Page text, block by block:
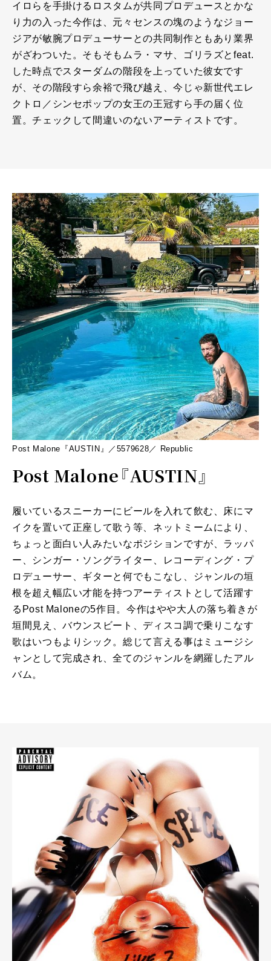
イロらを手掛けるロスタムが共同プロデュースとかな
り力の入った今作は、元々センスの塊のようなジョー
ジアが敏腕プロデューサーとの共同制作ともあり業界
がざわついた。そもそもムラ・マサ、ゴリラズとfeat.
した時点でスターダムの階段を上っていた彼女です
が、その階段すら余裕で飛び越え、今じゃ新世代エレ
クトロ／シンセポップの女王の王冠すら手の届く位
置。チェックして間違いのないアーティストです。
Post Malone『AUSTIN』／5579628／ Republic
Post Malone『AUSTIN』
履いているスニーカーにビールを入れて飲む、床にマ
イクを置いて正座して歌う等、ネットミームにより、
ちょっと面白い人みたいなポジションですが、ラッパ
ー、シンガー・ソングライター、レコーディング・プ
ロデューサー、ギターと何でもこなし、ジャンルの垣
根を超え幅広い才能を持つアーティストとして活躍す
るPost Maloneの5作目。今作はやや大人の落ち着きが
垣間見え、バウンスビート、ディスコ調で乗りこなす
歌はいつもよりシック。総じて言える事はミュージシ
ャンとして完成され、全てのジャンルを網羅したアル
バム。